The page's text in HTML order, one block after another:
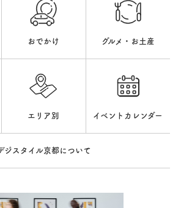
おでかけ グルメ・お土産
エリア別 イベントカレンダー
ジスタイル京都について